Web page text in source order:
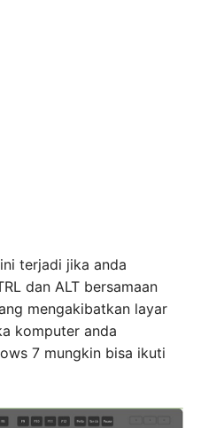
terjadi jika anda
dan ALT bersamaan
mengakibatkan layar
komputer anda
7 mungkin bisa ikuti